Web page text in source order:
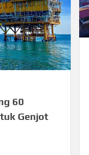
60
Genjot